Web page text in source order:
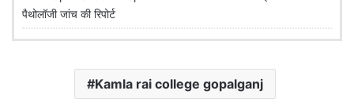
पैथोलॉजी जांच की रिपोर्ट
Kamla rai college gopalganj